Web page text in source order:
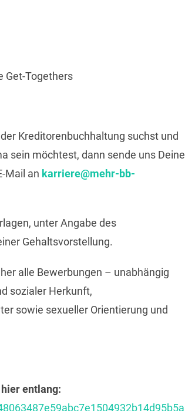
Get-Togethers
Kreditorenbuchhaltung suchst und
sein möchtest, dann sende uns Deine
Mail an karriere@mehr-bb-
unter Angabe des
Gehaltsvorstellung.
alle Bewerbungen – unabhängig
sozialer Herkunft,
sowie sexueller Orientierung und
entlang: